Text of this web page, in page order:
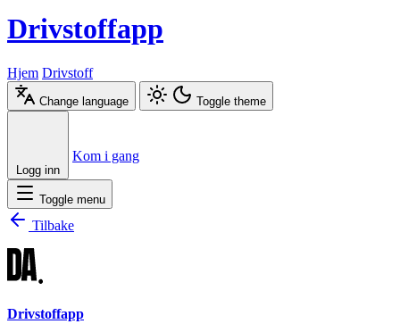
Drivstoffapp
Hjem Drivstoff
Change language Toggle theme
Logg inn
Kom i gang
Toggle menu
Tilbake
Drivstoffapp